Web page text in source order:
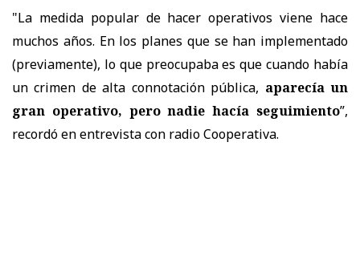
"La medida popular de hacer operativos viene hace
muchos años. En los planes que se han implementado
(previamente), lo que preocupaba es que cuando había
un crimen de alta connotación pública, aparecía un
gran operativo, pero nadie hacía seguimiento”,
recordó en entrevista con radio Cooperativa.